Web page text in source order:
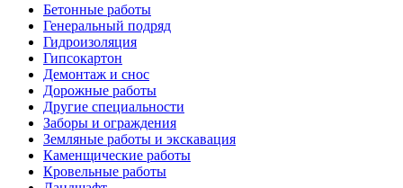
Бетонные работы
Генеральный подряд
Гидроизоляция
Гипсокартон
Демонтаж и снос
Дорожные работы
Другие специальности
Заборы и ограждения
Земляные работы и экскавация
Каменщические работы
Кровельные работы